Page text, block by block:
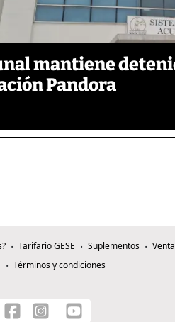
mantiene
Pandora
Tarifario GESE Suplementos
Términos y condiciones